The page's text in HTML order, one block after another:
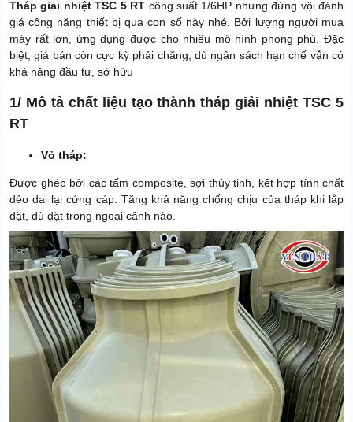
Tháp giải nhiệt TSC 5 RT công suất 1/6HP nhưng đừng vội đánh
giá công năng thiết bị qua con số này nhé. Bởi lượng người mua
máy rất lớn, ứng dụng được cho nhiều mô hình phong phú. Đặc
biệt, giá bán còn cực kỳ phải chăng, dù ngân sách hạn chế vẫn có
khả năng đầu tư, sở hữu
1/ Mô tả chất liệu tạo thành tháp giải nhiệt TSC 5
RT
Vỏ tháp:
Được ghép bởi các tấm composite, sợi thủy tinh, kết hợp tính chất
dẻo dai lại cứng cáp. Tăng khả năng chống chịu của tháp khi lắp
đặt, dù đặt trong ngoại cảnh nào.